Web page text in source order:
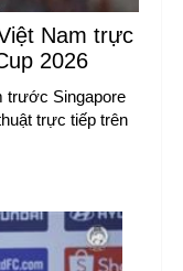
Nam trực
2026
trước Singapore
trực tiếp trên